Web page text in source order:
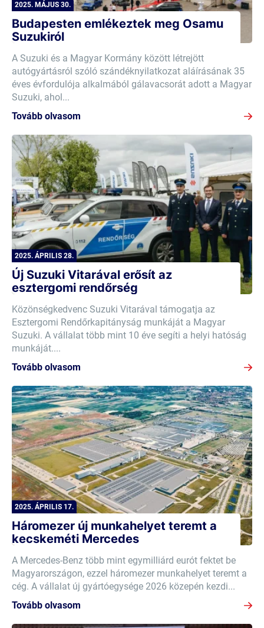
2025. MÁJUS 30.
Budapesten emlékeztek meg Osamu
Suzukiról
A Suzuki és a Magyar Kormány között létrejött
autógyártásról szóló szándéknyilatkozat aláírásának 35
éves évfordulója alkalmából gálavacsorát adott a Magyar
Suzuki, ahol...
Tovább olvasom
2025. ÁPRILIS 28.
Új Suzuki Vitarával erősít az
esztergomi rendőrség
Közönségkedvenc Suzuki Vitarával támogatja az
Esztergomi Rendőrkapitányság munkáját a Magyar
Suzuki. A vállalat több mint 10 éve segíti a helyi hatóság
munkáját....
Tovább olvasom
2025. ÁPRILIS 17.
Háromezer új munkahelyet teremt a
kecskeméti Mercedes
A Mercedes-Benz több mint egymilliárd eurót fektet be
Magyarországon, ezzel háromezer munkahelyet teremt a
cég. A vállalat új gyártóegysége 2026 közepén kezdi...
Tovább olvasom